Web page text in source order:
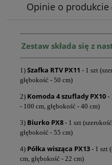
Opinie o produkcie
Zestaw składa się z
1) Szafka RTV PX11 - 1 szt
głębokość - 50 cm)
2) Komoda 4 szuflady PX10 -
- 100 cm, głębokość - 40 cm)
3) Biurko PX8 - 1 szt
głębokość - 55 cm)
4) Półka wisząca PX13 - 1 szt
cm, głębokość - 22 cm)